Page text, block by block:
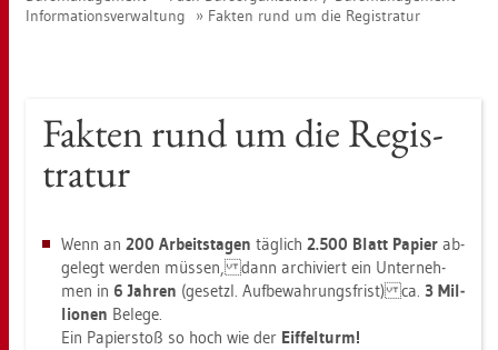
In­for­ma­ti­ons­ver­wal­tung
Fak­ten rund um die Re­gis­tra­tur
Fak­ten rund um die Re­gis­
tra­tur
Wenn an 200 Ar­beits­ta­gen täg­lich 2.500 Blatt Pa­pier ab­
ge­legt wer­den müs­sen, dann ar­chi­viert ein Un­ter­neh­
men in 6 Jah­ren (ge­setzl. Auf­be­wah­rungs­frist) ca. 3 Mil­
lio­nen Be­le­ge.
Ein Pa­pier­stoß so hoch wie der Eif­fel­turm!